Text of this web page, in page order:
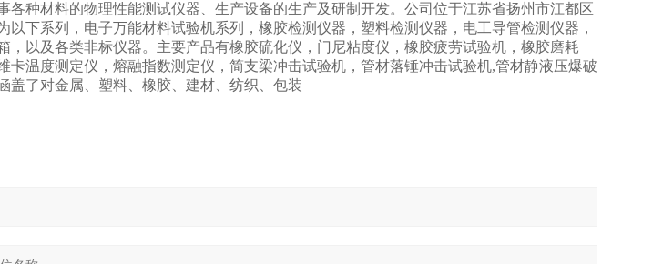
各种材料的物理性能测试仪器、生产设备的生产及研制开发。公司位于江苏省扬州市江都区
以下系列，电子万能材料试验机系列，橡胶检测仪器，塑料检测仪器，电工导管检测仪器，
，以及各类非标仪器。主要产品有橡胶硫化仪，门尼粘度仪，橡胶疲劳试验机，橡胶磨耗
卡温度测定仪，熔融指数测定仪，简支梁冲击试验机，管材落锤冲击试验机,管材静液压爆破
盖了对金属、塑料、橡胶、建材、纺织、包装